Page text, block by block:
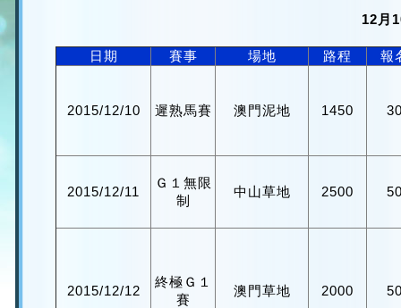
12月
日期 賽事 場地 路程 報
2015/12/10 遲熟馬賽 澳門泥地 1450
2015/12/11
Ｇ１無限
制
中山草地 2500
2015/12/12
終極Ｇ１
賽
澳門草地 2000